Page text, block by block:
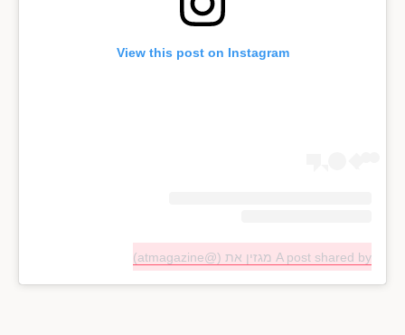
View this post on Instagram
A post shared by מגזין את (@atmagazine)